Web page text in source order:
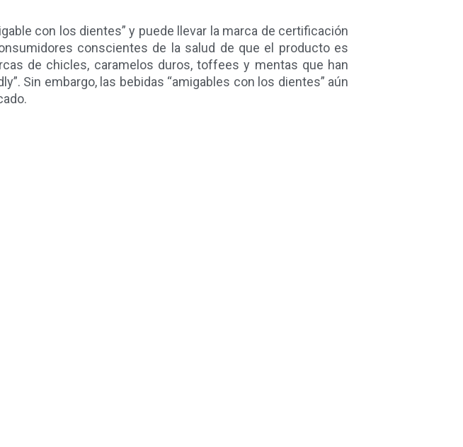
con los dientes” y puede llevar la marca de certificación
conscientes de la salud de que el producto es
de chicles, caramelos duros, toffees y mentas que han
Sin embargo, las bebidas “amigables con los dientes” aún